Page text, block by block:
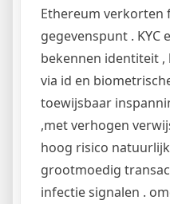
Ethereum verkorten
gegevenspunt . KYC
bekennen identiteit
via id en
toewijsbaar
,met verhogen
hoog risico
grootmoedig
infectie signalen .